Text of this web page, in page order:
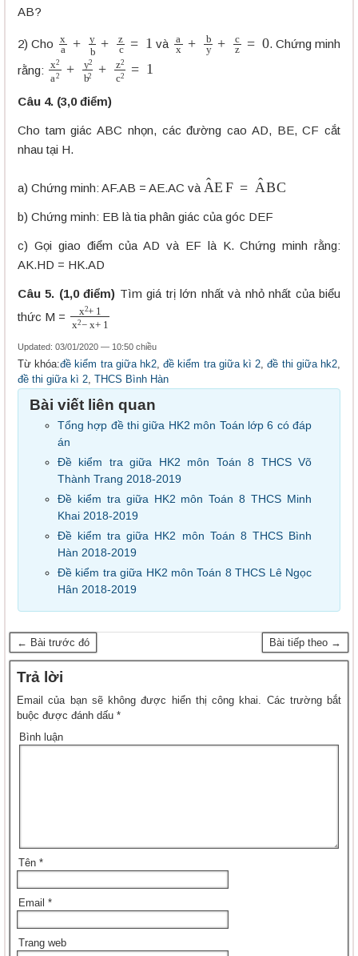
AB?
2) Cho xa b c= và a y =
. Chứng minh
rằng: x2 a2 +y 2b 2+ c2
Câu 4. (3,0 điểm)
Cho tam giác ABC nhọn, các đường cao AD, BE, CF cắt
nhau tại H.
a) Chứng minh: AF.AB = AE.AC và A E F^ B C ^
b) Chứng minh: EB là tia phân giác của góc DEF
c) Gọi giao điểm của AD và EF là K. Chứng minh rằng:
AK.HD = HK.AD
Câu 5. (1,0 điểm) Tìm giá trị lớn nhất và nhỏ nhất của biểu
thức M =
2+1
Updated: 03/01/2020 — 10:50 chiều
Từ khóa:đề kiểm tra giữa hk2,đề kiểm tra giữa kì 2,đề thi giữa hk2,
đề thi giữa kì 2, THCS Bình Hàn
Bài viết liên quan
Tổng hợp đề thi giữa HK2 môn Toán lớp 6 có đáp
án
Đề kiểm tra giữa HK2 môn Toán 8 THCS Võ
Thành Trang 2018-2019
Đề kiểm tra giữa HK2 môn Toán 8 THCS Minh
Khai 2018-2019
Đề kiểm tra giữa HK2 môn Toán 8 THCS Bình
Hàn 2018-2019
Đề kiểm tra giữa HK2 môn Toán 8 THCS Lê Ngọc
Hân 2018-2019
← Bài trước đó Bài tiếp theo →
Trả lời
Email của bạn sẽ không được hiển thị công khai. Các trường bắt
buộc được đánh dấu *
Bình luận
Tên *
Email *
Trang web